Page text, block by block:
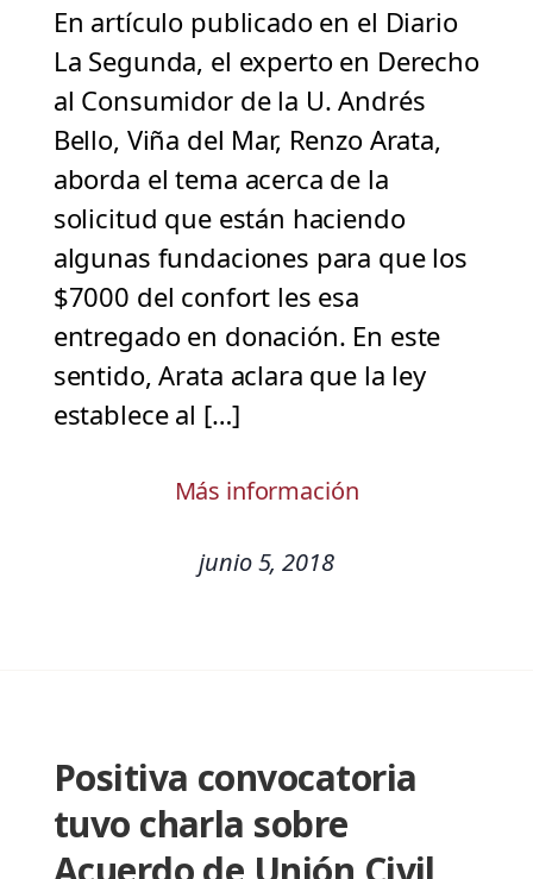
En artículo publicado en el Diario
La Segunda, el experto en Derecho
al Consumidor de la U. Andrés
Bello, Viña del Mar, Renzo Arata,
aborda el tema acerca de la
solicitud que están haciendo
algunas fundaciones para que los
$7000 del confort les esa
entregado en donación. En este
sentido, Arata aclara que la ley
establece al […]
Más información
junio 5, 2018
Positiva convocatoria
tuvo charla sobre